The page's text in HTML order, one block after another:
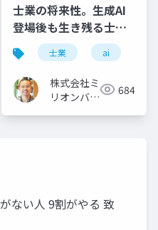
ージ 独立開業
士業の将来性。生成AI
登場後も生き残る士業
に必須の「３つの力」
士業 ai
株式会社ミ
リオンバリ
684
ない⼈ 9割がやる 致